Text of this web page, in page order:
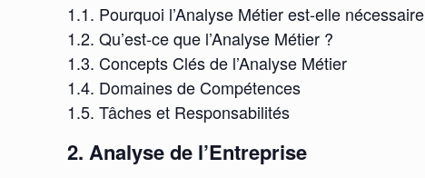
1.1. Pourquoi l’Analyse Métier est-elle nécessaire
1.2. Qu’est-ce que l’Analyse Métier ?
1.3. Concepts Clés de l’Analyse Métier
1.4. Domaines de Compétences
1.5. Tâches et Responsabilités
2. Analyse de l’Entreprise